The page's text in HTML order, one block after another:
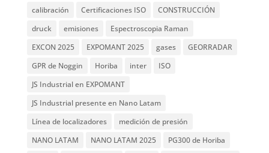
calibración
Certificaciones ISO
CONSTRUCCIÓN
druck
emisiones
Espectroscopia Raman
EXCON 2025
EXPOMANT 2025 gases
GEORRADAR
GPR de Noggin
Horiba inter
ISO
JS Industrial en EXPOMANT
JS Industrial presente en Nano Latam
Línea de localizadores
medición de presión
NANO LATAM
NANO LATAM 2025
PG300 de Horiba